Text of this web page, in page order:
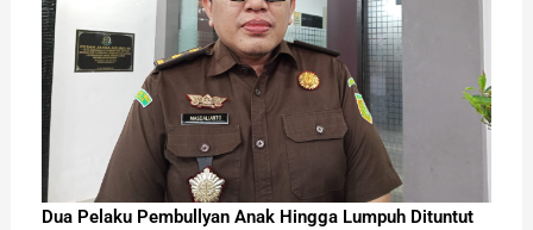
Dua Pelaku Pembullyan Anak Hingga Lumpuh Dituntut